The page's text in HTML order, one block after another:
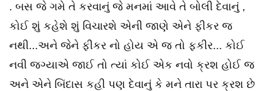
. બસ જે ગમે તે કરવાનું જે મનમાં આવે તે બોલી દેવાનું ,
કોઈ શું કહેશે શું વિચારશે એની જાણે એને ફીકર જ
નથી...અને જેને ફીકર નો હોય એ જ તો ફકીર... કોઈ
નવી જગ્યાએ જાઈ તો ત્યાં કોઈ એક નવો ક્રશ હોઈ જ
અને એને બિંદાસ કહી પણ દેવાનું કે મને તારા પર ક્રશ છે